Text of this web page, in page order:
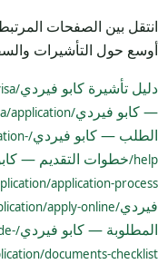
انتقل بين الصفحات
أوسع حول التأشيرات
دليل تأشيرة كابو فيردي/ar/cabo-verde-visa/
— كابو فيردي/ar/cabo-verde-visa/application/
الطلب — كابو فيردي
help/ خطوات التقديم —
application-process/
فيردي/ar/cabo-verde-visa/application/apply-online/
المطلوبة — كابو فيردي
documents-checklist/